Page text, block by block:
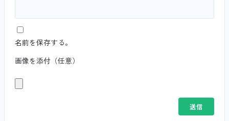
名前を保存する。
画像を添付（任意）